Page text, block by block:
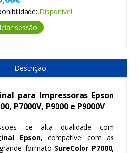
Disponível
sessão
Descrição
para Impressoras Epson
P7000V, P9000 e P9000V
de alta qualidade com
Epson, compatível com as
formato SureColor P7000,